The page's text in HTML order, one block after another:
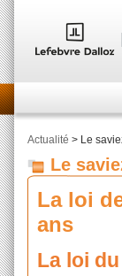
Actualité > Le
Le
La loi
ans
La loi